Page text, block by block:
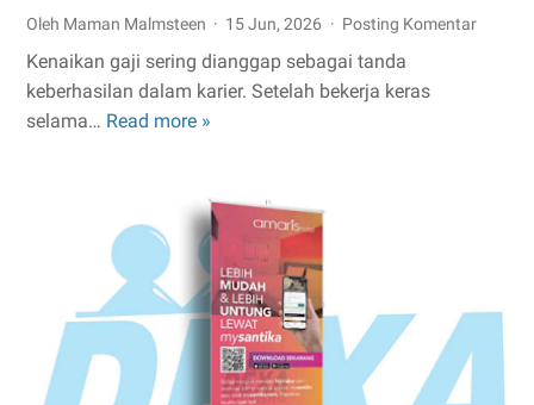
Oleh Maman Malmsteen 15 Jun, 2026 Posting Komentar
Kenaikan gaji sering dianggap sebagai tanda
keberhasilan dalam karier. Setelah bekerja keras
selama… Read more »
Mewah
saat
Gaji
Naik:
Kesalahan
Finansial
yang